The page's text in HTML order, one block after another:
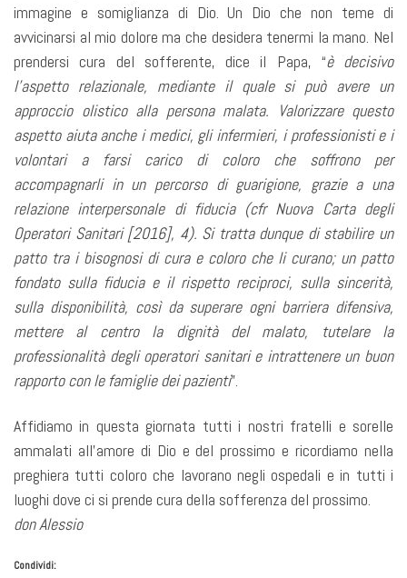
immagine e somiglianza di Dio. Un Dio che non teme di
avvicinarsi al mio dolore ma che desidera tenermi la mano. Nel
prendersi cura del sofferente, dice il Papa, “è decisivo
l’aspetto relazionale, mediante il quale si può avere un
approccio olistico alla persona malata. Valorizzare questo
aspetto aiuta anche i medici, gli infermieri, i professionisti e i
volontari a farsi carico di coloro che soffrono per
accompagnarli in un percorso di guarigione, grazie a una
relazione interpersonale di fiducia (cfr Nuova Carta degli
Operatori Sanitari [2016], 4). Si tratta dunque di stabilire un
patto tra i bisognosi di cura e coloro che li curano; un patto
fondato sulla fiducia e il rispetto reciproci, sulla sincerità,
sulla disponibilità, così da superare ogni barriera difensiva,
mettere al centro la dignità del malato, tutelare la
professionalità degli operatori sanitari e intrattenere un buon
rapporto con le famiglie dei pazienti”.
Affidiamo in questa giornata tutti i nostri fratelli e sorelle
ammalati all’amore di Dio e del prossimo e ricordiamo nella
preghiera tutti coloro che lavorano negli ospedali e in tutti i
luoghi dove ci si prende cura della sofferenza del prossimo.
don Alessio
Condividi: